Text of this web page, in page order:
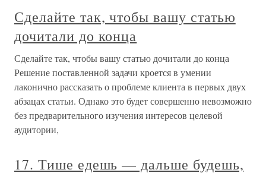
Сделайте так, чтобы вашу статью
дочитали до конца
Сделайте так, чтобы вашу статью дочитали до конца
Решение поставленной задачи кроется в умении
лаконично рассказать о проблеме клиента в первых двух
абзацах статьи. Однако это будет совершенно невозможно
без предварительного изучения интересов целевой
аудитории,
17. Тише едешь — дальше будешь,